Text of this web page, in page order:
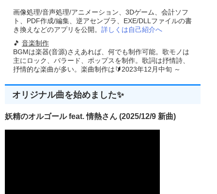
画像処理/音声処理/アニメーション、3Dゲーム、会計ソフ
ト、PDF作成/編集、逆アセンブラ、EXE/DLLファイルの書
き換えなどのアプリを公開。 詳しくは自己紹介へ
🎵 音楽制作
BGMは楽器(音源)さえあれば、何でも制作可能。歌モノは
主にロック、バラード、ポップスを制作。歌詞は抒情詩、
抒情的な楽曲が多い。楽曲制作は🔰2023年12月中旬 ～
オリジナル曲を始めました✨
妖精のオルゴール feat. 情熱さん (2025/12/9 新曲)